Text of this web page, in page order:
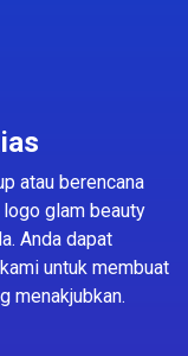
atau berencana
logo glam beauty
Anda dapat
untuk membuat
menakjubkan.